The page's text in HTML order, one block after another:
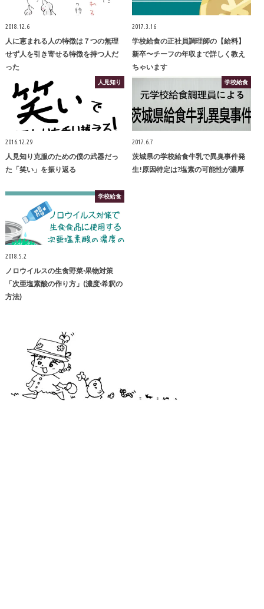
2018.12.6
人に恵まれる人の特徴は７つの無理
せず人を引き寄せる特徴を持つ人だ
った
2017.3.16
学校給食の正社員調理師の【給料】
新卒〜チーフの年収まで詳しく教え
ちゃいます
人見知り
2016.12.29
人見知り克服のための僕の武器だっ
た「笑い」を振り返る
学校給食
2017.6.7
茨城県の学校給食牛乳で異臭事件発
生!原因特定は?塩素の可能性が濃厚
学校給食
2018.5.2
ノロウイルスの生食野菜·果物対策
「次亜塩素酸の作り方」(濃度·希釈の
方法)